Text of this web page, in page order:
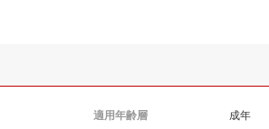
適用年齢層 成年